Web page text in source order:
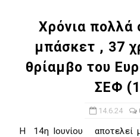
Χρόνια πολλά
μπάσκετ , 37
θρίαμβο του
ΣΕΦ
14.6.24
Η 14η Ιουνίου αποτελεί